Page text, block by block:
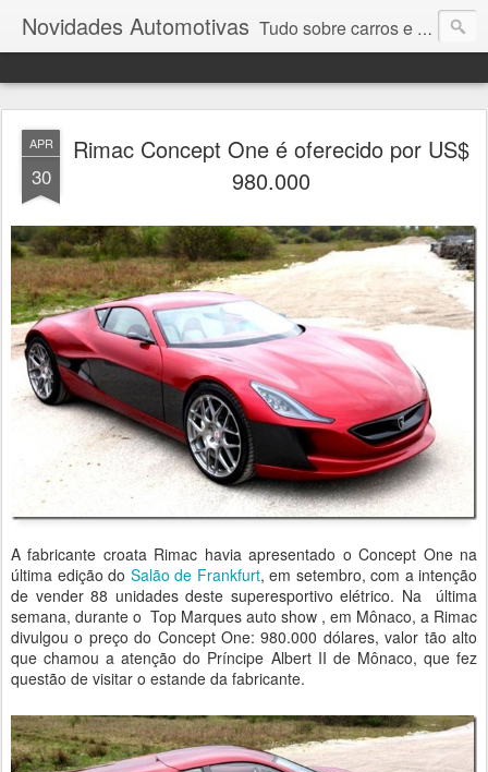
Novidades Automotivas Tudo sobre carros e motores
APR
30
Rimac Concept One é oferecido por US$
980.000
A fabricante croata Rimac havia apresentado o Concept One na
última edição do Salão de Frankfurt, em setembro, com a intenção
de vender 88 unidades deste superesportivo elétrico. Na última
semana, durante o Top Marques auto show , em Mônaco, a Rimac
divulgou o preço do Concept One: 980.000 dólares, valor tão alto
que chamou a atenção do Príncipe Albert II de Mônaco, que fez
questão de visitar o estande da fabricante.